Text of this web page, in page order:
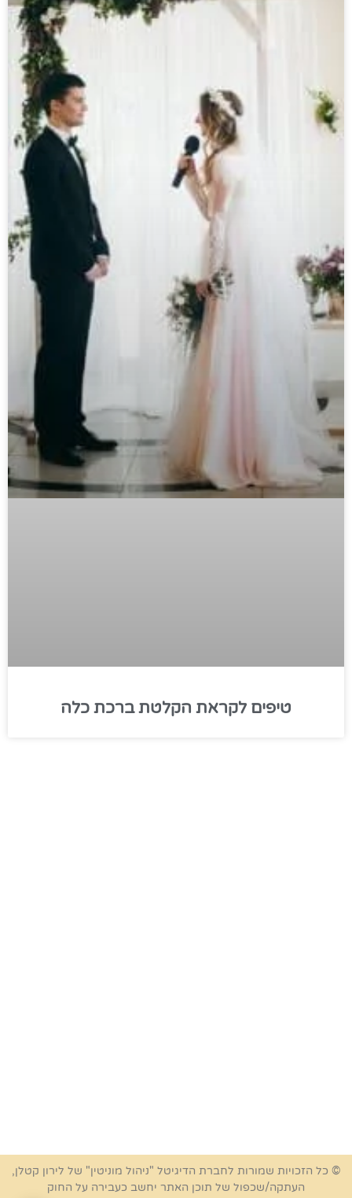
טיפים לקראת הקלטת ברכת כלה
© כל הזכויות שמורות לחברת הדיגיטל "ניהול מוניטין" של לירון קטלן,
העתקה/שכפול של תוכן האתר יחשב כעבירה על החוק